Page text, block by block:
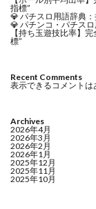
指標”
💎 パチスロ用語辞典
💎 パチンコ・パチス
【持ち玉遊技比率】
標”
Recent Comments
表示できるコメントは
Archives
2026年4月
2026年3月
2026年2月
2026年1月
2025年12月
2025年11月
2025年10月